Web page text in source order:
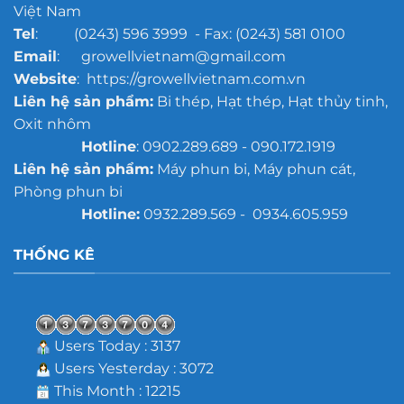
Việt Nam
Tel: (0243) 596 3999 - Fax: (0243) 581 0100
Email: growellvietnam@gmail.com
Website: https://growellvietnam.com.vn
Liên hệ sản phẩm:Bi thép, Hạt thép, Hạt thủy tinh,
Oxit nhôm
Hotline: 0902.289.689 - 090.172.1919
Liên hệ sản phẩm:Máy phun bi, Máy phun cát,
Phòng phun bi
Hotline:0932.289.569 - 0934.605.959
THỐNG KÊ
Users Today : 3137
Users Yesterday : 3072
This Month : 12215